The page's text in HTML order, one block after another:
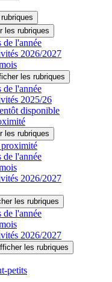
de l'année
2026/2027
de l'année
2025/26
disponible
de l'année
2026/2027
de l'année
2026/2027
petits